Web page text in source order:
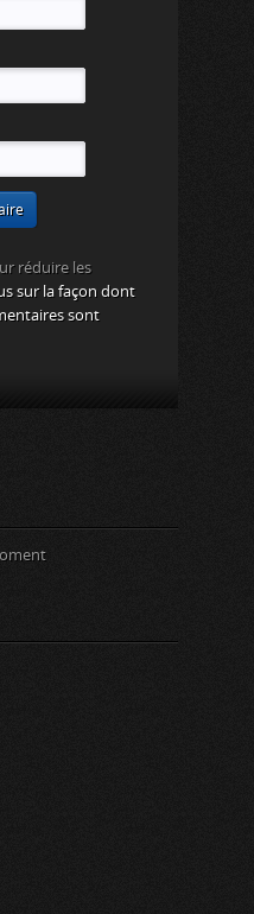
réduire les
sur la façon dont
sont